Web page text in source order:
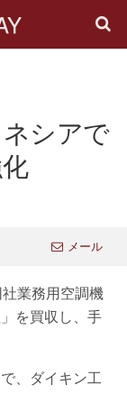
シアで
メール
業務用空調機
を買収し、手
、ダイキン工